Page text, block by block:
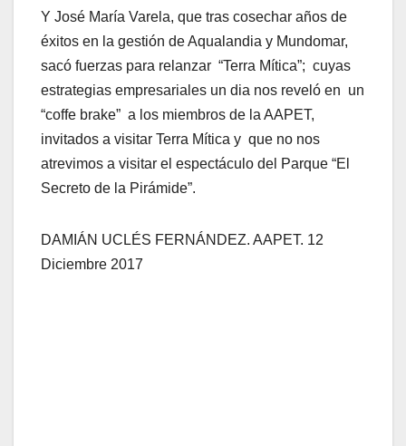
Y José María Varela, que tras cosechar años de
éxitos en la gestión de Aqualandia y Mundomar,
sacó fuerzas para relanzar “Terra Mítica”; cuyas
estrategias empresariales un dia nos reveló en un
“coffe brake” a los miembros de la AAPET,
invitados a visitar Terra Mítica y que no nos
atrevimos a visitar el espectáculo del Parque “El
Secreto de la Pirámide”.
DAMIÁN UCLÉS FERNÁNDEZ. AAPET. 12
Diciembre 2017